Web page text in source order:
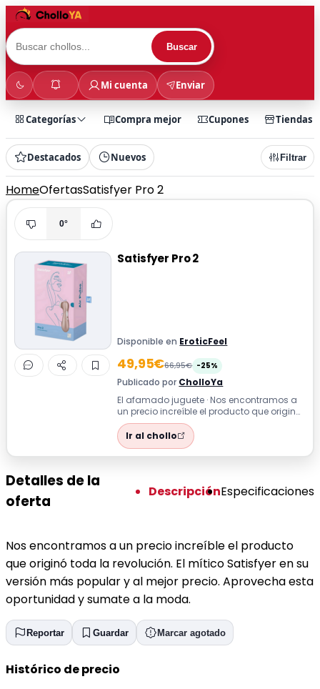
Buscar
Mi cuenta Enviar
Categorías Compra mejor Cupones Tiendas
Destacados Nuevos Filtrar
HomeOfertasSatisfyer Pro 2
0°
Satisfyer Pro 2
Disponible en EroticFeel
49,95€66,95€ -25%
Publicado por CholloYa
El afamado juguete · Nos encontramos a
un precio increíble el producto que originó
toda la revolución. El mítico Sati...
Ir al chollo
Detalles de la
oferta
DescripciónEspecificaciones
Nos encontramos a un precio increíble el producto
que originó toda la revolución. El mítico Satisfyer en su
versión más popular y al mejor precio. Aprovecha esta
oportunidad y sumate a la moda.
Reportar Guardar Marcar agotado
Histórico de precio